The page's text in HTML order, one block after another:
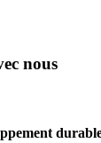
nous